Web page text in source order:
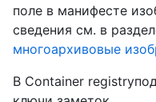
поле в манифесте
сведения см. в
многоархивовые
В Container